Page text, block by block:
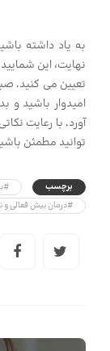
به یاد داشته
نهایت، این
تعیین می کنید.
امیدوار باشید و
آورد. با رعایت
توانید مطمئن
برچسب
#درمان بیش فعالی